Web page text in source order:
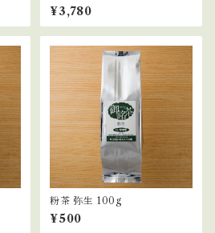
¥3,780
粉茶 弥生 100g
¥500